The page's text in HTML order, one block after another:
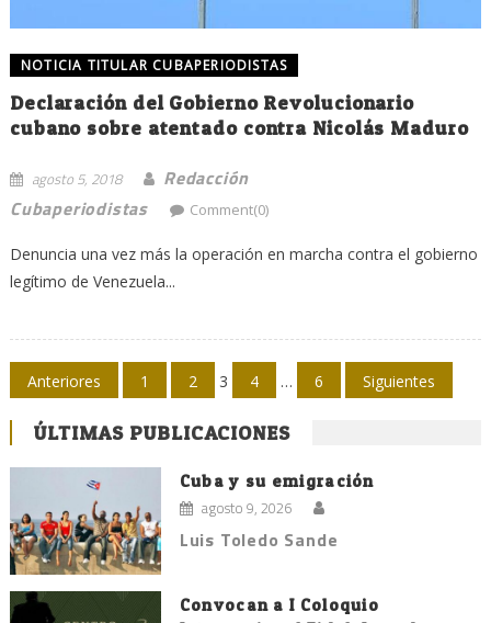
NOTICIA TITULAR CUBAPERIODISTAS
Declaración del Gobierno Revolucionario
cubano sobre atentado contra Nicolás Maduro
agosto 5, 2018
Redacción
Cubaperiodistas
Comment(0)
Denuncia una vez más la operación en marcha contra el gobierno
legítimo de Venezuela...
Navegación
de
entradas
Anteriores 1 2 3 4 … 6 Siguientes
ÚLTIMAS PUBLICACIONES
Cuba y su emigración
agosto 9, 2026
Luis Toledo Sande
Convocan a I Coloquio